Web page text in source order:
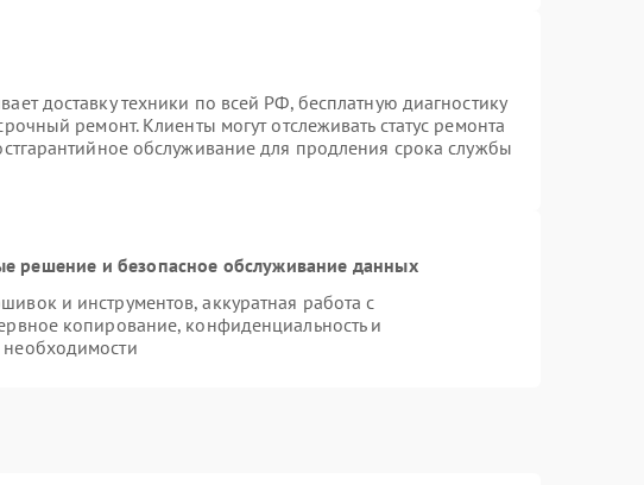
доставку техники по всей РФ, бесплатную диагностику
ремонт. Клиенты могут отслеживать статус ремонта
обслуживание для продления срока службы
решение и безопасное обслуживание данных
и инструментов, аккуратная работа с
копирование, конфиденциальность и